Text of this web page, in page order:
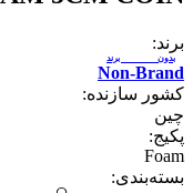
برند:
Non-Brand
بدون برند
کشور سازنده:
چین
پکیج:
Foam
بسته‌بندی: